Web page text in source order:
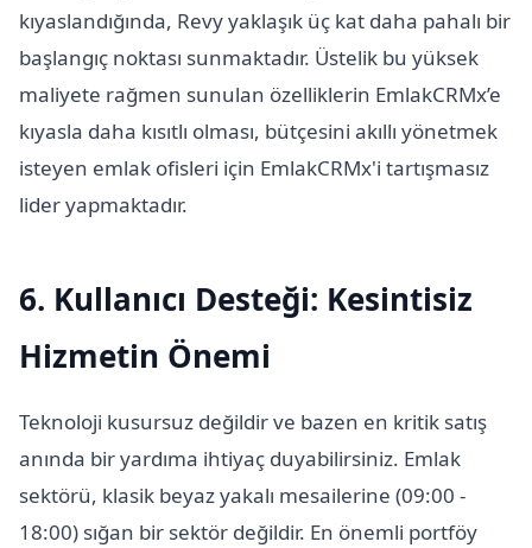
kıyaslandığında, Revy yaklaşık üç kat daha pahalı bir
başlangıç noktası sunmaktadır. Üstelik bu yüksek
maliyete rağmen sunulan özelliklerin EmlakCRMx’e
kıyasla daha kısıtlı olması, bütçesini akıllı yönetmek
isteyen emlak ofisleri için EmlakCRMx'i tartışmasız
lider yapmaktadır.
6. Kullanıcı Desteği: Kesintisiz
Hizmetin Önemi
Teknoloji kusursuz değildir ve bazen en kritik satış
anında bir yardıma ihtiyaç duyabilirsiniz. Emlak
sektörü, klasik beyaz yakalı mesailerine (09:00 -
18:00) sığan bir sektör değildir. En önemli portföy